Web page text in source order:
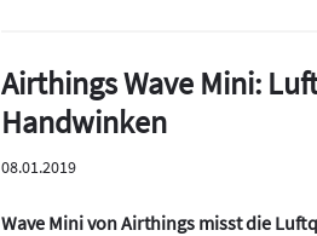
Airthings Wave Mini:
Handwinken
08.01.2019
Wave Mini von Airthings misst die